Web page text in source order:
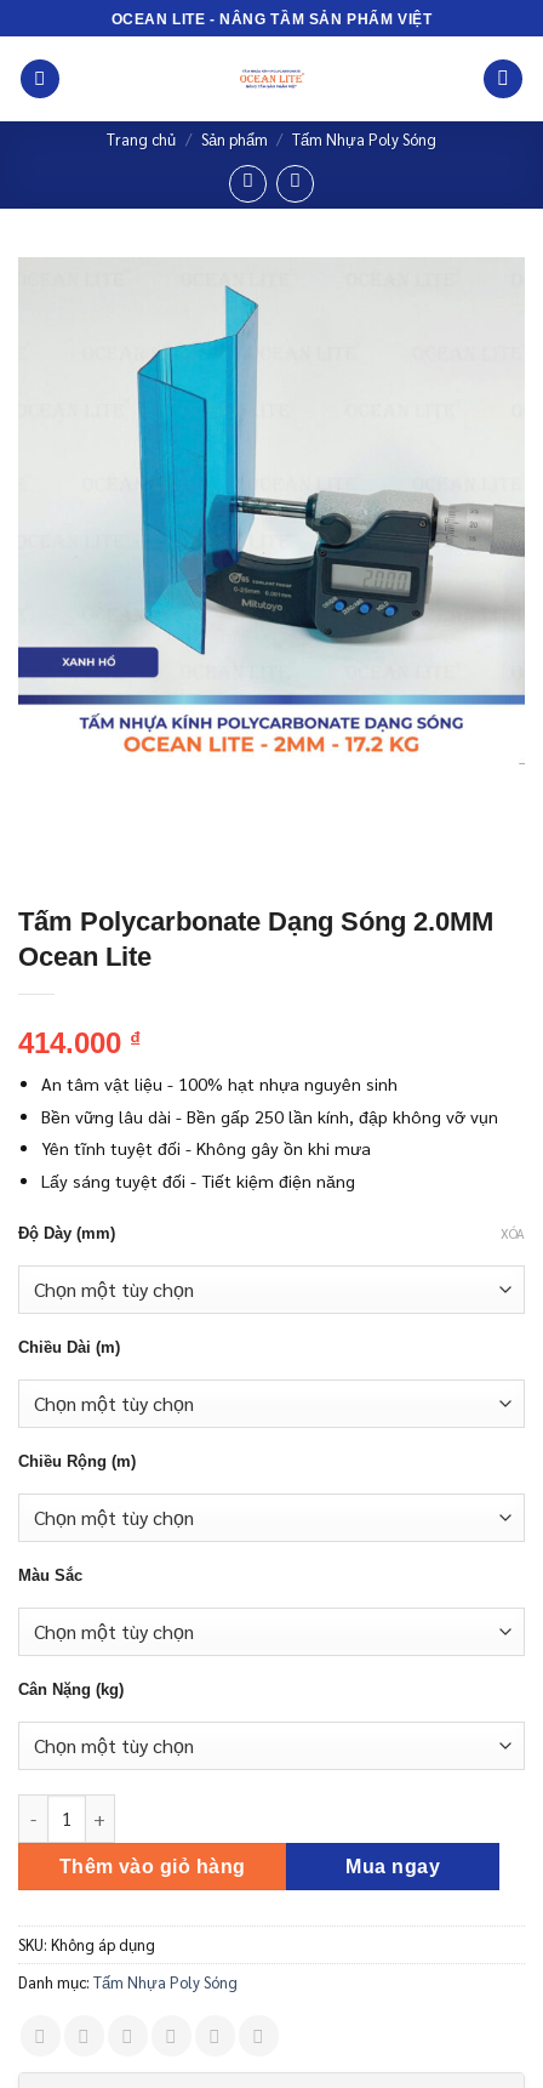
qua
nội
dung
OCEAN LITE - NÂNG TẦM SẢN PHẨM VIỆT
Trang chủ / Sản phẩm / Tấm Nhựa Poly Sóng
Tấm Polycarbonate Dạng Sóng 2.0MM
Ocean Lite
414.000 ₫
An tâm vật liệu - 100% hạt nhựa nguyên sinh
Bền vững lâu dài - Bền gấp 250 lần kính, đập không vỡ vụn
Yên tĩnh tuyệt đối - Không gây ồn khi mưa
Lấy sáng tuyệt đối - Tiết kiệm điện năng
Độ Dày (mm)
Chiều Dài (m)
Chiều Rộng (m)
Màu Sắc
Cân Nặng (kg)
XÓA
Thêm vào giỏ hàng Mua ngay
SKU: Không áp dụng
Danh mục: Tấm Nhựa Poly Sóng